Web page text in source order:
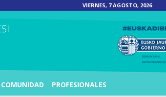
VIERNES, 7 AGOSTO, 2026
PROFESIONALES